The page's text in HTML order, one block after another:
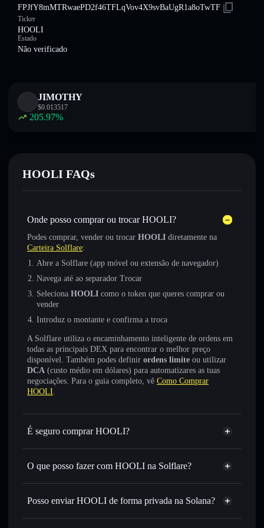
FPJfY8mMTRwaePD2f46TFLqVov4X9svBaUgR1a8oTwTF
Ticker
HOOLI
Estado
Não verificado
JIMOTHY
$0.013517
205.97%
HOOLI FAQs
Onde posso comprar ou trocar HOOLI?
Podes comprar, vender ou trocar HOOLI diretamente na
Carteira Solflare:
Abre a Solflare (app móvel ou extensão de navegador)
Navega até ao separador Trocar
Seleciona HOOLI como o token que queres comprar ou
vender
Introduz o montante e confirma a troca
A Solflare utiliza o encaminhamento inteligente de ordens em
todas as principais DEX para encontrar o melhor preço
disponível. Também podes definir ordens limite ou utilizar
DCA (custo médio em dólares) para automatizares as tuas
negociações. Para o guia completo, vê Como Comprar
HOOLI.
É seguro comprar HOOLI?
HOOLI não está verificado
O que posso fazer com HOOLI na Solflare?
HOOLI
Carteira Solflare
Trocar instantaneamente— trocar HOOLI por SOL,
encaminhamento inteligente de ordens para obteres o
Posso enviar HOOLI de forma privada na Solana?
Agregador de Privacidade